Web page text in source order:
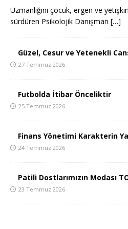
Uzmanlığını çocuk, ergen ve
sürdüren Psikolojik Danışman […]
Güzel, Cesur ve Yetenekli
27 Temmuz 2026
Futbolda İtibar Önceliktir
25 Temmuz 2026
Finans Yönetimi Karakterin
24 Temmuz 2026
Patili Dostlarımızın Modası
23 Temmuz 2026